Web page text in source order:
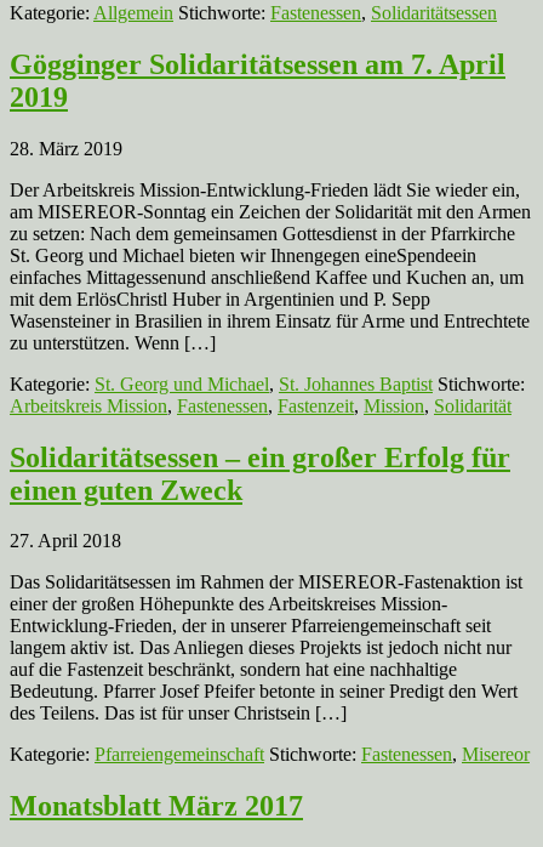
Kategorie: Allgemein Stichworte: Fastenessen, Solidaritätsessen
Gögginger Solidaritätsessen am 7. April
2019
28. März 2019
Der Arbeitskreis Mission-Entwicklung-Frieden lädt Sie wieder ein,
am MISEREOR-Sonntag ein Zeichen der Solidarität mit den Armen
zu setzen: Nach dem gemeinsamen Gottesdienst in der Pfarrkirche
St. Georg und Michael bieten wir Ihnengegen eineSpendeein
einfaches Mittagessenund anschließend Kaffee und Kuchen an, um
mit dem ErlösChristl Huber in Argentinien und P. Sepp
Wasensteiner in Brasilien in ihrem Einsatz für Arme und Entrechtete
zu unterstützen. Wenn […]
Kategorie: St. Georg und Michael, St. Johannes Baptist Stichworte:
Arbeitskreis Mission, Fastenessen, Fastenzeit, Mission, Solidarität
Solidaritätsessen – ein großer Erfolg für
einen guten Zweck
27. April 2018
Das Solidaritätsessen im Rahmen der MISEREOR-Fastenaktion ist
einer der großen Höhepunkte des Arbeitskreises Mission-
Entwicklung-Frieden, der in unserer Pfarreiengemeinschaft seit
langem aktiv ist. Das Anliegen dieses Projekts ist jedoch nicht nur
auf die Fastenzeit beschränkt, sondern hat eine nachhaltige
Bedeutung. Pfarrer Josef Pfeifer betonte in seiner Predigt den Wert
des Teilens. Das ist für unser Christsein […]
Kategorie: Pfarreiengemeinschaft Stichworte: Fastenessen, Misereor
Monatsblatt März 2017